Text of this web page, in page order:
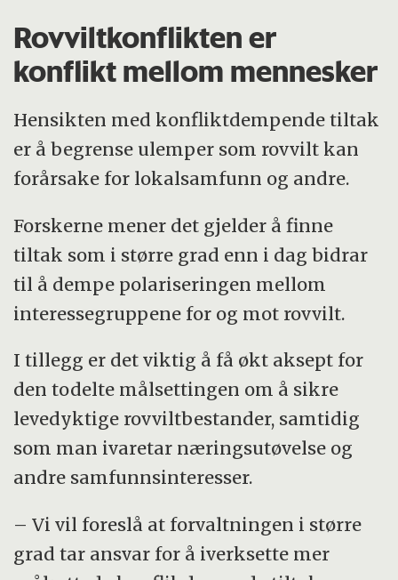
Rovviltkonflikten er
konflikt mellom mennesker
Hensikten med konfliktdempende tiltak
er å begrense ulemper som rovvilt kan
forårsake for lokalsamfunn og andre.
Forskerne mener det gjelder å finne
tiltak som i større grad enn i dag bidrar
til å dempe polariseringen mellom
interessegruppene for og mot rovvilt.
I tillegg er det viktig å få økt aksept for
den todelte målsettingen om å sikre
levedyktige rovviltbestander, samtidig
som man ivaretar næringsutøvelse og
andre samfunnsinteresser.
– Vi vil foreslå at forvaltningen i større
grad tar ansvar for å iverksette mer